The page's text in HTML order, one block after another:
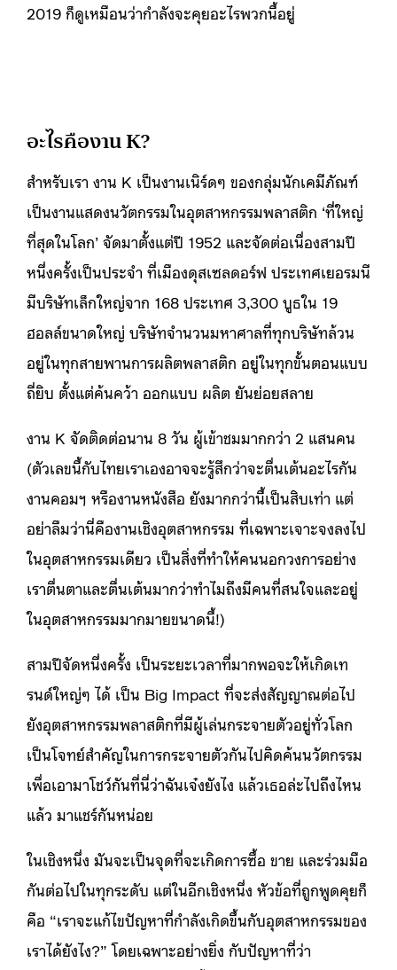
2019 ก็ดูเหมือนว่ากำลังจะคุยอะไรพวกนี้อยู่
อะไรคืองาน K?
สำหรับเรา งาน K เป็นงานเนิร์ดๆ ของกลุ่มนักเคมีภัณฑ์
เป็นงานแสดงนวัตกรรมในอุตสาหกรรมพลาสติก ‘ที่ใหญ่
ที่สุดในโลก’ จัดมาตั้งแต่ปี 1952 และจัดต่อเนื่องสามปี
หนึ่งครั้งเป็นประจำ ที่เมืองดุสเซลดอร์ฟ ประเทศเยอรมนี
มีบริษัทเล็กใหญ่จาก 168 ประเทศ 3,300 บูธ​ใน 19
ฮอลล์ขนาดใหญ่ บริษัทจำนวนมหาศาลที่ทุกบริษัทล้วน
อยู่ในทุกสายพานการผลิตพลาสติก อยู่ในทุกขั้นตอนแบบ
ถี่ยิบ ตั้งแต่ค้นคว้า ออกแบบ ผลิต ยันย่อยสลาย
งาน K จัดติดต่อนาน 8 วัน ผู้เข้าชมมากกว่า 2 แสนคน
(ตัวเลขนี้กับไทยเราเองอาจจะรู้สึกว่าจะตื่นเต้นอะไรกัน
งานคอมฯ หรืองานหนังสือ ยังมากกว่านี้เป็นสิบเท่า แต่
อย่าลืมว่านี่คืองานเชิงอุตสาหกรรม ที่เฉพาะเจาะจงลงไป
ในอุตสาหกรรมเดียว เป็นสิ่งที่ทำให้คนนอกวงการอย่าง
เราตื่นตาและตื่นเต้นมากว่าทำไมถึงมีคนที่สนใจและอยู่
ในอุตสาหกรรมมากมายขนาดนี้!)
สามปีจัดหนึ่งครั้ง เป็นระยะเวลาที่มากพอจะให้เกิดเท
รนด์ใหญ่ๆ ได้ เป็น Big Impact ที่จะส่งสัญญาณต่อไป
ยังอุตสาหกรรมพลาสติกที่มีผู้เล่นกระจายตัวอยู่ทั่วโลก
เป็นโจทย์สำคัญในการกระจายตัวกันไปคิดค้นนวัตกรรม
เพื่อเอามาโชว์กันที่นี่ว่าฉันเจ๋งยังไง แล้วเธอล่ะไปถึงไหน
แล้ว มาแชร์กันหน่อย
ในเชิงหนึ่ง มันจะเป็นจุดที่จะเกิดการซื้อ ขาย และร่วมมือ
กันต่อไปในทุกระดับ แต่ในอีกเชิงหนึ่ง หัวข้อที่ถูกพูดคุยก็
คือ “เราจะแก้ไขปัญหาที่กำลังเกิดขึ้นกับอุตสาหกรรมของ
เราได้ยังไง?”โดยเฉพาะอย่างยิ่ง กับปัญหาที่ว่า